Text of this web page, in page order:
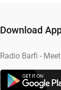
Download
Radio Barfi -